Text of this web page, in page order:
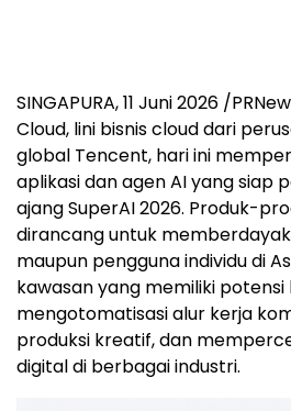
SINGAPURA, 11 Juni 2026 /
Cloud, lini bisnis cloud dari
global Tencent, hari ini
aplikasi dan agen AI yang siap
ajang SuperAI 2026. Produk-
dirancang untuk
maupun pengguna individu di
kawasan yang memiliki
mengotomatisasi alur kerja
produksi kreatif, dan
digital di berbagai industri.